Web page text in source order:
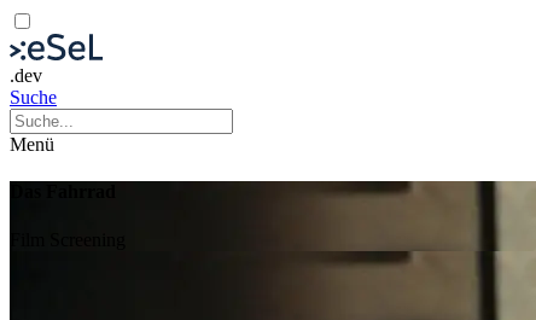
.dev
Suche
Menü